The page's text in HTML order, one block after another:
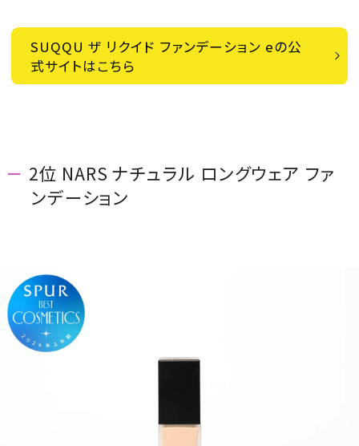
SUQQU ザ リクイド ファンデーション eの公
式サイトはこちら
2位 NARS ナチュラル ロングウェア ファ
ンデーション